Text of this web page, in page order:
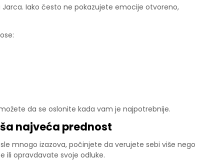
Iako često ne pokazujete emocije otvoreno,
da se oslonite kada vam je najpotrebnije.
najveća prednost
mnogo izazova, počinjete da verujete sebi više nego
ili opravdavate svoje odluke.